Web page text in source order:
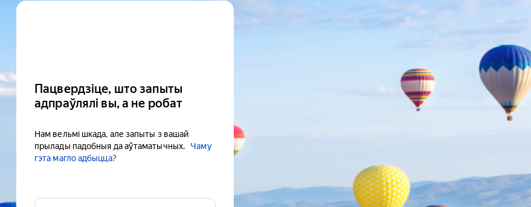
Пацвердзіце, што запыты
адпраўлялі вы, а не робат
Нам вельмі шкада, але запыты з вашай
прылады падобныя да аўтаматычных.
Чаму
гэта магло адбыцца?